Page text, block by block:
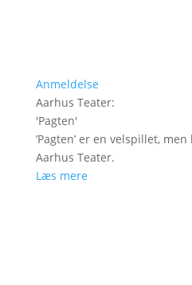
Anmeldelse
Aarhus Teater:
'Pagten'
’Pagten’ er en velspillet,
Aarhus Teater.
Læs mere